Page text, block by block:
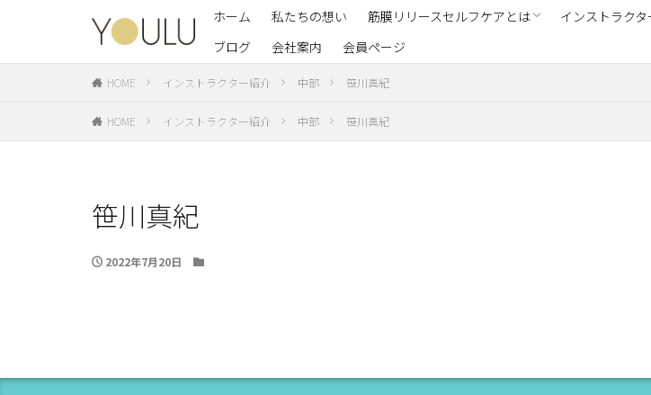
ホーム 私たちの想い 筋膜リリースセルフケアとは
養成講座ご受講者の声
インストラクター紹介
インストラク
ブログ
会社案内 会員ページ
HOME インストラクター紹介 中部 笹川真紀
HOME インストラクター紹介 中部 笹川真紀
笹川真紀
2022年7月20日